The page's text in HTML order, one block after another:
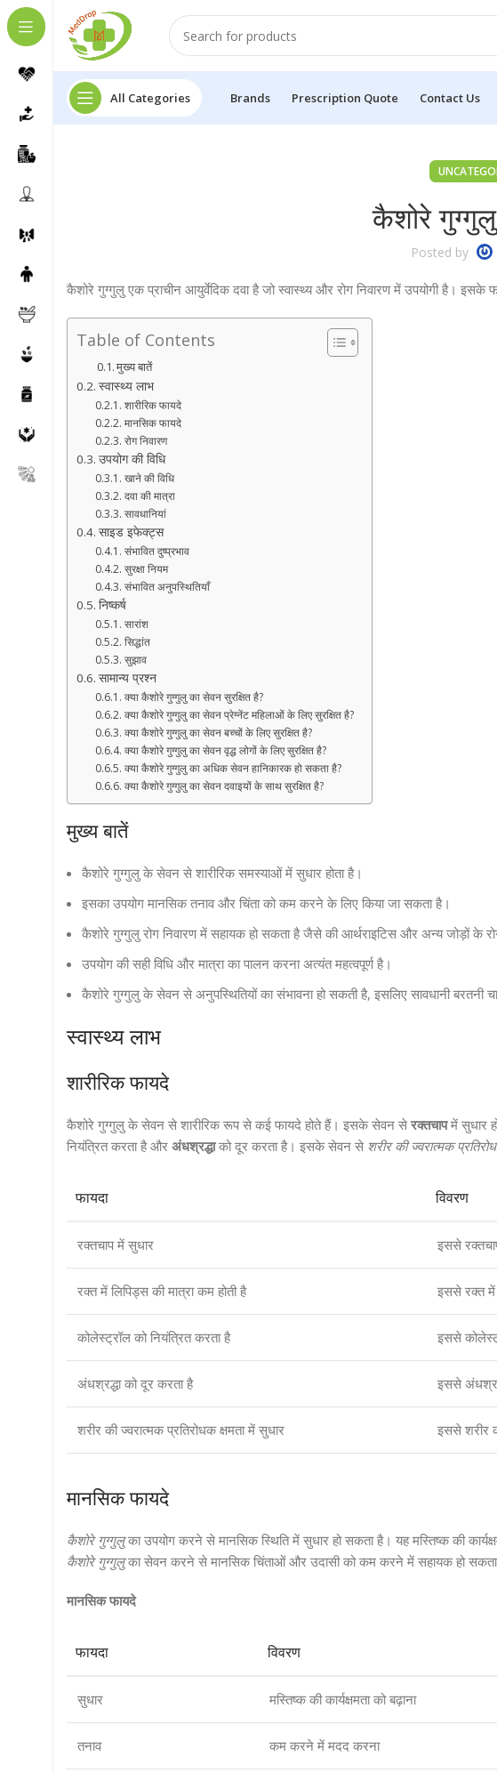
All Categories Brands Prescription Quote Contact Us
कैशोरे
Posted by
कैशोरे गुग्गुलु एक प्राचीन आयुर्वेदिक दवा है जो स्वास्थ्य और रोग निवारण में उपयोगी है। इसके
Table of Contents
मुख्य बातें
स्वास्थ्य लाभ
शारीरिक फायदे
मानसिक फायदे
रोग निवारण
उपयोग की विधि
खाने की विधि
दवा की मात्रा
सावधानियां
साइड इफेक्ट्स
संभावित दुष्प्रभाव
सुरक्षा नियम
संभावित अनुपस्थितियाँ
निष्कर्ष
सारांश
सिद्धांत
सुझाव
सामान्य प्रश्न
क्या कैशोरे गुग्गुलु का सेवन सुरक्षित है?
क्या कैशोरे गुग्गुलु का सेवन प्रेग्नेंट महिलाओं के लिए सुरक्षित है?
क्या कैशोरे गुग्गुलु का सेवन बच्चों के लिए सुरक्षित है?
क्या कैशोरे गुग्गुलु का सेवन वृद्ध लोगों के लिए सुरक्षित है?
क्या कैशोरे गुग्गुलु का अधिक सेवन हानिकारक हो सकता है?
क्या कैशोरे गुग्गुलु का सेवन दवाइयों के साथ सुरक्षित है?
मुख्य बातें
कैशोरे गुग्गुलु के सेवन से शारीरिक समस्याओं में सुधार होता है।
इसका उपयोग मानसिक तनाव और चिंता को कम करने के लिए किया जा सकता है।
कैशोरे गुग्गुलु रोग निवारण में सहायक हो सकता है जैसे की आर्थराइटिस और अन्य जोड़ों के
उपयोग की सही विधि और मात्रा का पालन करना अत्यंत महत्वपूर्ण है।
कैशोरे गुग्गुलु के सेवन से अनुपस्थितियों का संभावना हो सकती है, इसलिए सावधानी बरतनी
स्वास्थ्य लाभ
शारीरिक फायदे
कैशोरे गुग्गुलु के सेवन से शारीरिक रूप से कई फायदे होते हैं। इसके सेवन से रक्तचापमें सुधार
नियंत्रित करता है और अंधश्रद्धाको दूर करता है। इसके सेवन से शरीर की ज्वरात्मक
फायदा विवरण
रक्तचाप में सुधार इससे
रक्त में लिपिड्स की मात्रा कम होती है इससे रक्त में
कोलेस्ट्रॉल को नियंत्रित करता है इससे
अंधश्रद्धा को दूर करता है इससे
शरीर की ज्वरात्मक प्रतिरोधक क्षमता में सुधार इससे शरीर
मानसिक फायदे
कैशोरे गुग्गुलुका उपयोग करने से मानसिक स्थिति में सुधार हो सकता है। यह मस्तिष्क की
कैशोरे गुग्गुलुका सेवन करने से मानसिक चिंताओं और उदासी को कम करने में सहायक हो
मानसिक फायदे
फायदा विवरण
सुधार मस्तिष्क की कार्यक्षमता को बढ़ाना
तनाव कम करने में मदद करना